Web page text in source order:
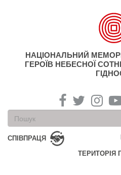
НАЦІОНАЛЬНИЙ
ГЕРОЇВ НЕБЕСНОЇ
Пошукова
форма
Пошук
СПІВПРАЦЯ
ТЕРИТОРІЯ